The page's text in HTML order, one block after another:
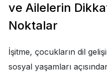
ve Ailelerin
Noktalar
İşitme, çocukların dil
sosyal yaşamları